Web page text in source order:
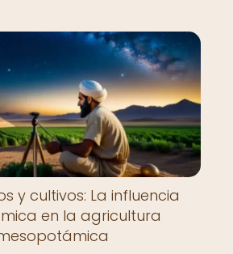
y cultivos: La influencia
en la agricultura